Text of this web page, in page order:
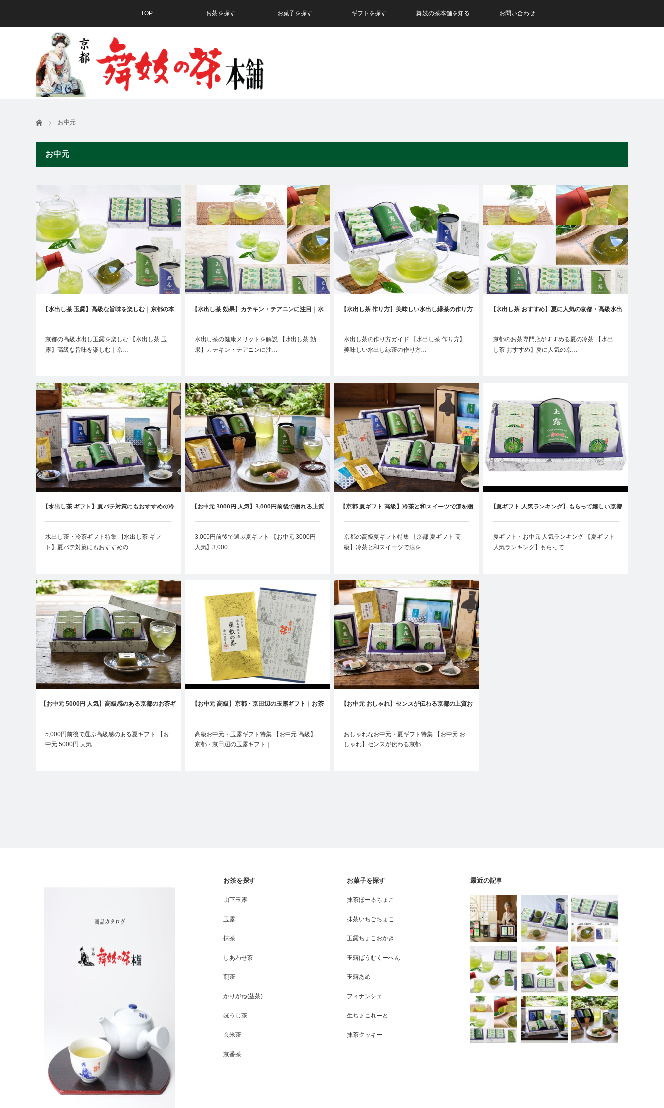
TOP お茶を探す お菓子を探す ギフトを探す 舞妓の茶本舗を知る お問い合わせ
ホーム お中元
お中元
【水出し茶 玉露】高級な旨味を楽しむ｜京都の本
格水出し玉露の魅力とは
京都の高級水出し玉露を楽しむ 【水出し茶 玉
露】高級な旨味を楽しむ｜京…
【水出し茶 効果】カテキン・テアニンに注目｜水
出し緑茶の健康メリットとは？
水出し茶の健康メリットを解説 【水出し茶 効
果】カテキン・テアニンに注…
【水出し茶 作り方】美味しい水出し緑茶の作り方
｜茶葉の量・抽出時間・1リットルの分量を解説
水出し茶の作り方ガイド 【水出し茶 作り方】
美味しい水出し緑茶の作り方…
【水出し茶 おすすめ】夏に人気の京都・高級水出
し茶｜美味しい作り方と専門店おすすめ商品
京都のお茶専門店がすすめる夏の冷茶 【水出
し茶 おすすめ】夏に人気の京…
【水出し茶 ギフト】夏バテ対策にもおすすめの冷
茶ギフト｜京都のお茶専門店が提案する夏の一杯
水出し茶・冷茶ギフト特集 【水出し茶 ギフ
ト】夏バテ対策にもおすすめの…
【お中元 3000円 人気】3,000円前後で贈れる上質
なお茶ギフト｜京都の夏ギフト特集
3,000円前後で選ぶ夏ギフト 【お中元 3000円
人気】3,000…
【京都 夏ギフト 高級】冷茶と和スイーツで涼を贈
る夏限定ギフト｜お中元にもおすすめ
京都の高級夏ギフト特集 【京都 夏ギフト 高
級】冷茶と和スイーツで涼を…
【夏ギフト 人気ランキング】もらって嬉しい京都
のお茶ギフト5選｜お中元にもおすすめ
夏ギフト・お中元 人気ランキング 【夏ギフト
人気ランキング】もらって…
【お中元 5000円 人気】高級感のある京都のお茶ギ
フトおすすめ｜目上の方にも贈りやすい夏の贈り
5,000円前後で選ぶ高級感のある夏ギフト 【お
中元 5000円 人気…
【お中元 高級】京都・京田辺の玉露ギフト｜お茶
好きに贈る特別な夏の贈り物
高級お中元・玉露ギフト特集 【お中元 高級】
京都・京田辺の玉露ギフト｜…
【お中元 おしゃれ】センスが伝わる京都の上質お
茶ギフト｜もらって嬉しい夏ギフト特集
おしゃれなお中元・夏ギフト特集 【お中元 お
しゃれ】センスが伝わる京都…
お茶を探す
山下玉露
玉露
抹茶
しあわせ茶
煎茶
かりがね(茎茶)
ほうじ茶
玄米茶
京番茶
お菓子を探す
抹茶ぼーるちょこ
抹茶いちごちょこ
玉露ちょこおかき
玉露ばうむくーへん
玉露あめ
フィナンシェ
生ちょこれーと
抹茶クッキー
最近の記事